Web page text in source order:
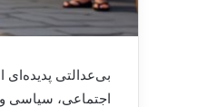
بی‌عدالتی پدیده‌ای
اجتماعی، سیاسی